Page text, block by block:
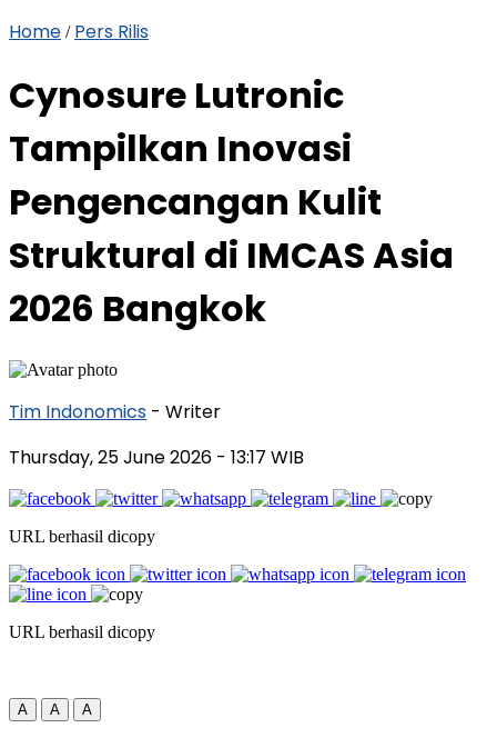
Home / Pers Rilis
Cynosure Lutronic
Tampilkan Inovasi
Pengencangan Kulit
Struktural di IMCAS Asia
2026 Bangkok
Tim Indonomics - Writer
Thursday, 25 June 2026 - 13:17 WIB
URL berhasil dicopy
URL berhasil dicopy
A A A